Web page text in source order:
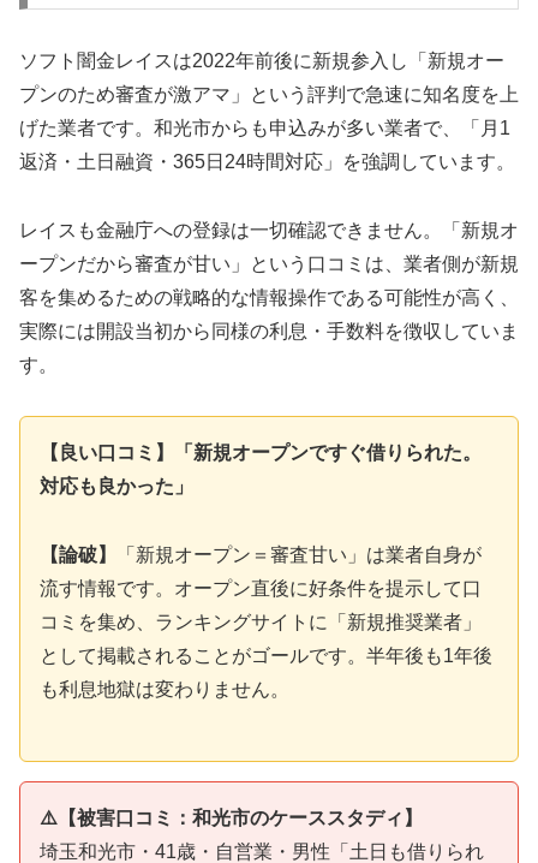
ソフト闇金レイスは2022年前後に新規参入し「新規オー
プンのため審査が激アマ」という評判で急速に知名度を上
げた業者です。和光市からも申込みが多い業者で、「月1
返済・土日融資・365日24時間対応」を強調しています。
レイスも金融庁への登録は一切確認できません。「新規オ
ープンだから審査が甘い」という口コミは、業者側が新規
客を集めるための戦略的な情報操作である可能性が高く、
実際には開設当初から同様の利息・手数料を徴収していま
す。
【良い口コミ】「新規オープンですぐ借りられた。
対応も良かった」
【論破】
「新規オープン＝審査甘い」は業者自身が
流す情報です。オープン直後に好条件を提示して口
コミを集め、ランキングサイトに「新規推奨業者」
として掲載されることがゴールです。半年後も1年後
も利息地獄は変わりません。
⚠️【被害口コミ：和光市のケーススタディ】
埼玉和光市・41歳・自営業・男性「土日も借りられ